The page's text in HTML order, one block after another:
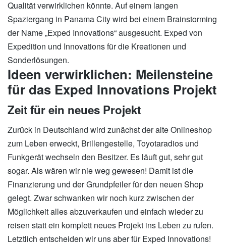
Qualität verwirklichen könnte. Auf einem langen
Spaziergang in Panama City wird bei einem Brainstorming
der Name „Exped Innovations“ ausgesucht. Exped von
Expedition und Innovations für die Kreationen und
Sonderlösungen.
Ideen verwirklichen: Meilensteine
für das Exped Innovations Projekt
Zeit für ein neues Projekt
Zurück in Deutschland wird zunächst der alte Onlineshop
zum Leben erweckt, Brillengestelle, Toyotaradios und
Funkgerät wechseln den Besitzer. Es läuft gut, sehr gut
sogar. Als wären wir nie weg gewesen! Damit ist die
Finanzierung und der Grundpfeiler für den neuen Shop
gelegt. Zwar schwanken wir noch kurz zwischen der
Möglichkeit alles abzuverkaufen und einfach wieder zu
reisen statt ein komplett neues Projekt ins Leben zu rufen.
Letztlich entscheiden wir uns aber für Exped Innovations!